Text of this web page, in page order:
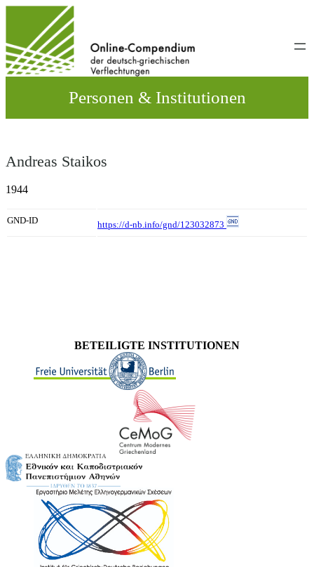
wechseln
Personen & Institutionen
Andreas Staikos
1944
GND-ID https://d-nb.info/gnd/123032873
BETEILIGTE INSTITUTIONEN